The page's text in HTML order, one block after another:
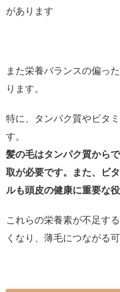
があります
また栄養バランスの偏っ
ります。
特に、タンパク質やビタ
す。
髪の毛はタンパク質から
取が必要です。また、ビ
ルも頭皮の健康に重要な
これらの栄養素が不足す
くなり、薄毛につながる